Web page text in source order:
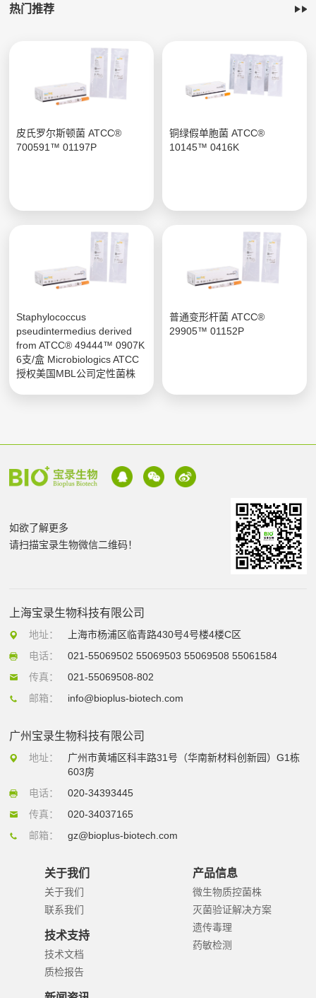
热门推荐
皮氏罗尔斯顿菌 ATCC®
700591™ 01197P
铜绿假单胞菌 ATCC®
10145™ 0416K
Staphylococcus
pseudintermedius derived
from ATCC® 49444™ 0907K
6支/盒 Microbiologics ATCC
授权美国MBL公司定性菌株
普通变形杆菌 ATCC®
29905™ 01152P
如欲了解更多
请扫描宝录生物微信二维码！
上海宝录生物科技有限公司
地址：
上海市杨浦区临青路430号4号楼4楼C区
电话：
021-55069502 55069503 55069508 55061584
传真：
021-55069508-802
邮箱：
info@bioplus-biotech.com
广州宝录生物科技有限公司
地址：
广州市黄埔区科丰路31号（华南新材料创新园）G1栋
603房
电话：
020-34393445
传真：
020-34037165
邮箱：
gz@bioplus-biotech.com
关于我们
关于我们
联系我们
技术支持
技术文档
质检报告
产品信息
微生物质控菌株
灭菌验证解决方案
遗传毒理
药敏检测